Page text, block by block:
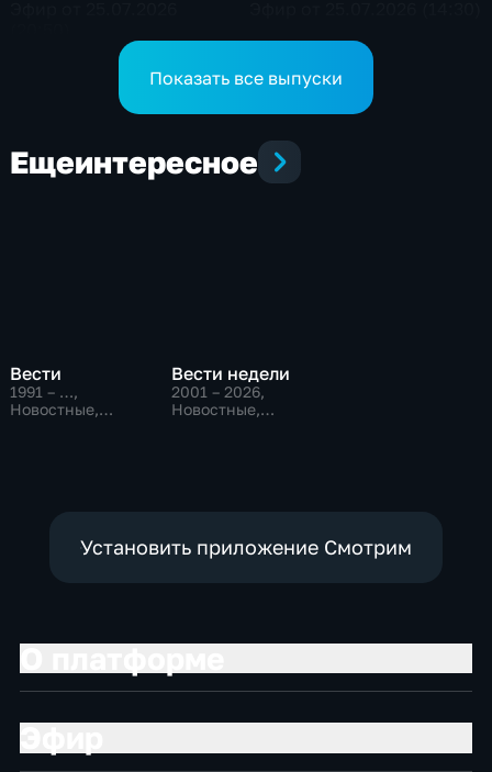
Показать все выпуски
Ещеинтересное
Вести
1991 – …,
Новостные,
Вести недели
2001 – 2026,
Новостные,
Установить приложение Смотрим